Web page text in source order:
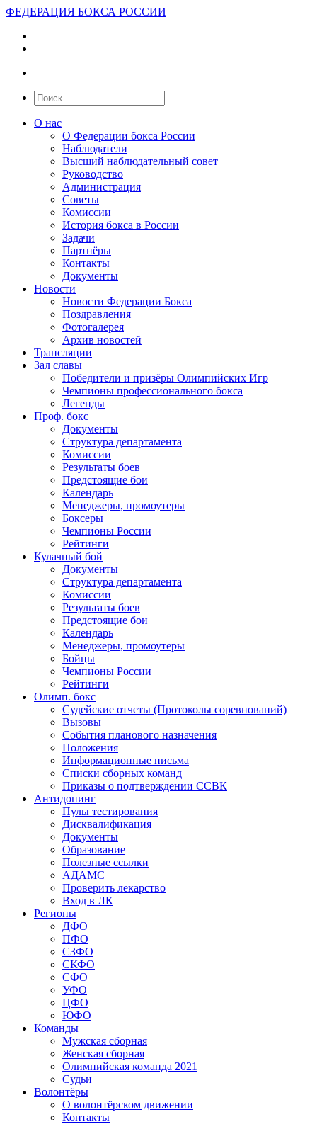
ФЕДЕРАЦИЯ БОКСА РОССИИ
О нас
О Федерации бокса России
Наблюдатели
Высший наблюдательный совет
Руководство
Администрация
Советы
Комиссии
История бокса в России
Задачи
Партнёры
Контакты
Документы
Новости
Новости Федерации Бокса
Поздравления
Фотогалерея
Архив новостей
Трансляции
Зал славы
Победители и призёры Олимпийских Игр
Чемпионы профессионального бокса
Легенды
Проф. бокс
Документы
Структура департамента
Комиссии
Результаты боев
Предстоящие бои
Календарь
Менеджеры, промоутеры
Боксеры
Чемпионы России
Рейтинги
Кулачный бой
Документы
Структура департамента
Комиссии
Результаты боев
Предстоящие бои
Календарь
Менеджеры, промоутеры
Бойцы
Чемпионы России
Рейтинги
Олимп. бокс
Судейские отчеты (Протоколы соревнований)
Вызовы
События планового назначения
Положения
Информационные письма
Списки сборных команд
Приказы о подтверждении ССВК
Антидопинг
Пулы тестирования
Дисквалификация
Документы
Образование
Полезные ссылки
АДАМС
Проверить лекарство
Вход в ЛК
Регионы
ДФО
ПФО
СЗФО
СКФО
СФО
УФО
ЦФО
ЮФО
Команды
Мужская сборная
Женская сборная
Олимпийская команда 2021
Судьи
Волонтёры
О волонтёрском движении
Контакты